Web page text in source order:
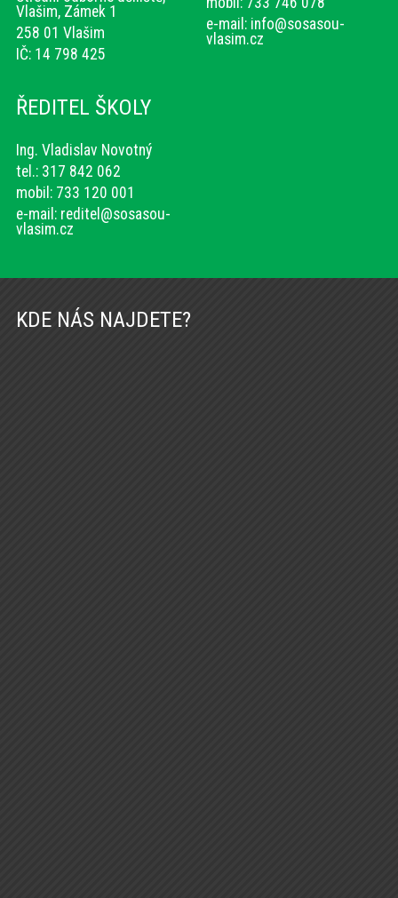
Vlašim, Zámek 1
258 01 Vlašim
IČ: 14 798 425
e-mail: info@sosasou-
vlasim.cz
ŘEDITEL ŠKOLY
Ing. Vladislav Novotný
tel.: 317 842 062
mobil: 733 120 001
e-mail: reditel@sosasou-
vlasim.cz
KDE NÁS NAJDETE?